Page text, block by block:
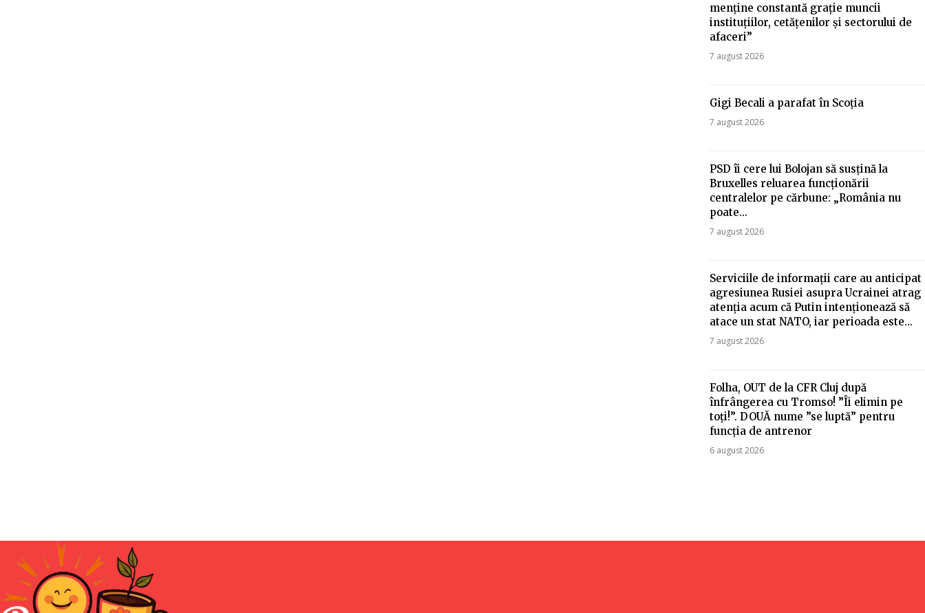
menține constantă grație muncii
instituțiilor, cetățenilor și sectorului de
afaceri”
7 august 2026
Gigi Becali a parafat în Scoția
7 august 2026
PSD îi cere lui Bolojan să susțină la
Bruxelles reluarea funcționării
centralelor pe cărbune: „România nu
poate…
7 august 2026
Serviciile de informații care au anticipat
agresiunea Rusiei asupra Ucrainei atrag
atenția acum că Putin intenționează să
atace un stat NATO, iar perioada este...
7 august 2026
Folha, OUT de la CFR Cluj după
înfrângerea cu Tromso! ”Îi elimin pe
toți!”. DOUĂ nume ”se luptă” pentru
funcția de antrenor
6 august 2026